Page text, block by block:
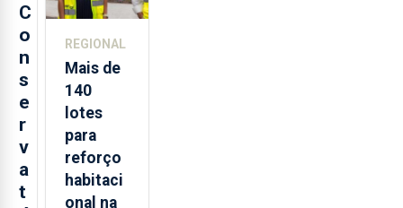
C
o
n
s
e
r
v
a
t
REGIONAL
Mais de
140
lotes
para
reforço
habitaci
onal na